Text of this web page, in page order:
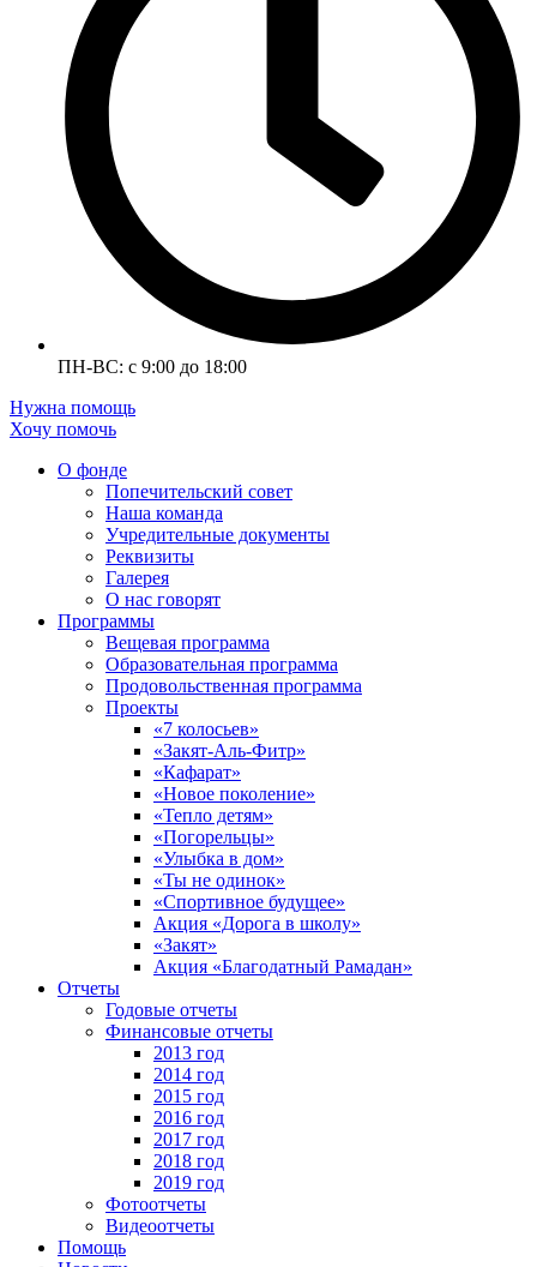
ПН-ВС: с 9:00 до 18:00
Нужна помощь
Хочу помочь
О фонде
Попечительский совет
Наша команда
Учредительные документы
Реквизиты
Галерея
О нас говорят
Программы
Вещевая программа
Образовательная программа
Продовольственная программа
Проекты
«7 колосьев»
«Закят-Аль-Фитр»
«Кафарат»
«Новое поколение»
«Тепло детям»
«Погорельцы»
«Улыбка в дом»
«Ты не одинок»
«Спортивное будущее»
Акция «Дорога в школу»
«Закят»
Акция «Благодатный Рамадан»
Отчеты
Годовые отчеты
Финансовые отчеты
2013 год
2014 год
2015 год
2016 год
2017 год
2018 год
2019 год
Фотоотчеты
Видеоотчеты
Помощь